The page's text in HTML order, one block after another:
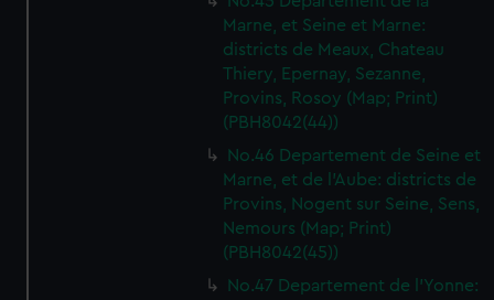
Marne, et Seine et Marne:
districts de Meaux, Chateau
Thiery, Epernay, Sezanne,
Provins, Rosoy (Map; Print)
(PBH8042(44))
No.46 Departement de Seine et
Marne, et de l'Aube: districts de
Provins, Nogent sur Seine, Sens,
Nemours (Map; Print)
(PBH8042(45))
No.47 Departement de l'Yonne: